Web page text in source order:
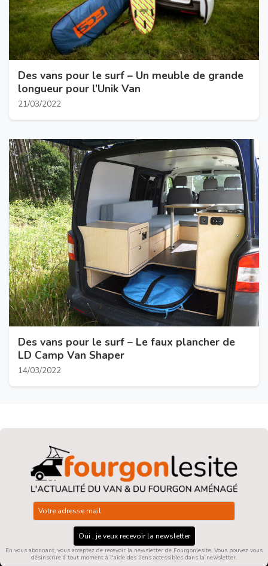
Des vans pour le surf – Un meuble de grande
longueur pour l’Unik Van
21/03/2022
Des vans pour le surf – Le faux plancher de
LD Camp Van Shaper
14/03/2022
Oui , je veux recevoir la newsletter
En vous abonnant, vous acceptez de recevoir la newsletter de Fourgonlesite. Vous pouvez vous
désinscrire à tout moment à l'aide des liens accessibles dans la newsletter.